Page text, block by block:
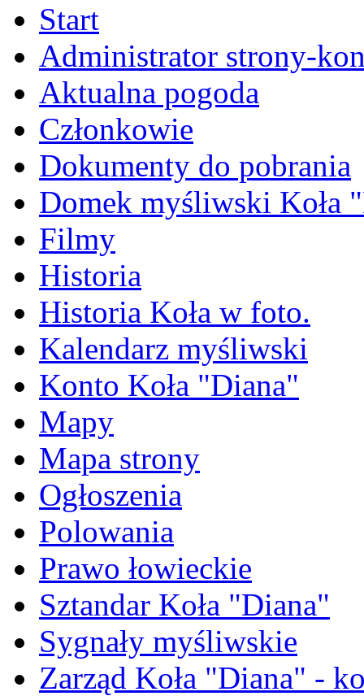
Start
Administrator strony-
Aktualna pogoda
Członkowie
Dokumenty do pobrania
Domek myśliwski Koła
Filmy
Historia
Historia Koła w foto.
Kalendarz myśliwski
Konto Koła "Diana"
Mapy
Mapa strony
Ogłoszenia
Polowania
Prawo łowieckie
Sztandar Koła "Diana"
Sygnały myśliwskie
Zarząd Koła "Diana" -